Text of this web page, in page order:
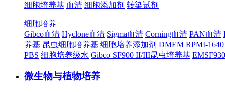
细胞培养基 血清 细胞添加剂 转染试剂
细胞培养
Gibco血清 Hyclone血清 Sigma血清 Corning血清 PAN血清
养基 昆虫细胞培养基 细胞培养添加剂 DMEM RPMI-1640
PBS 细胞培养级水 Gibco SF900 II/III昆虫培养基
微生物与植物培养